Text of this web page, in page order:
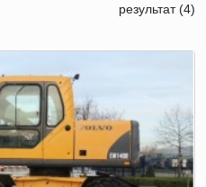
результат (4)